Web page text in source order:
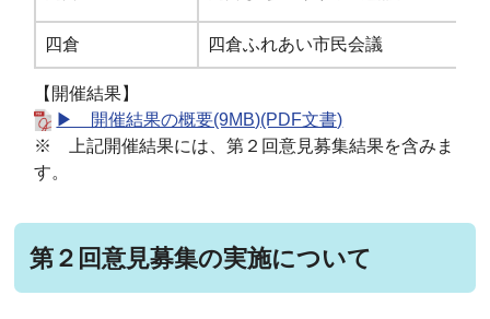
四倉 四倉ふれあい市民会議
【開催結果】
▶ 開催結果の概要(9MB)(PDF文書)
※ 上記開催結果には、第２回意見募集結果を含みま
す。
第２回意見募集の実施について